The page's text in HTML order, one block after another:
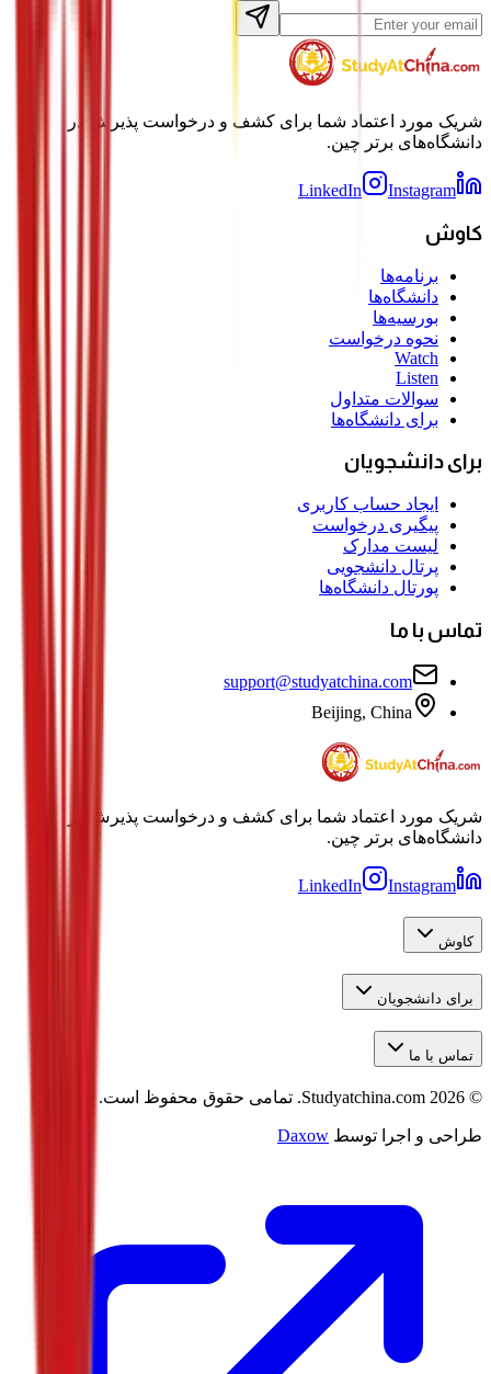
شریک مورد اعتماد شما برای کشف و درخواست پذیرش در
دانشگاه‌های برتر چین.
LinkedIn Instagram
کاوش
برنامه‌ها
دانشگاه‌ها
بورسیه‌ها
نحوه درخواست
Watch
Listen
سوالات متداول
برای دانشگاه‌ها
برای دانشجویان
ایجاد حساب کاربری
پیگیری درخواست
لیست مدارک
پرتال دانشجویی
پورتال دانشگاه‌ها
تماس با ما
support@studyatchina.com
Beijing, China
شریک مورد اعتماد شما برای کشف و درخواست پذیرش در
دانشگاه‌های برتر چین.
LinkedIn Instagram
کاوش
برای دانشجویان
تماس با ما
©
2026 تمامی حقوق محفوظ است.
طراحی و اجرا توسط Daxow